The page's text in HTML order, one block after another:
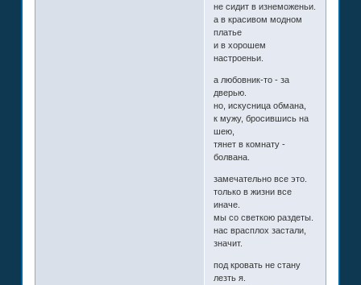
не сидит в изнеможеньи.
а в красивом модном
платье
и в хорошем
настроеньи.
а любовник-то - за
дверью.
но, искусница обмана,
к мужу, бросившись на
шею,
тянет в комнату -
болвана.
замечательно все это.
только в жизни все
иначе.
мы со светкою раздеты.
нас врасплох застали,
значит.
под кровать не стану
лезть я.